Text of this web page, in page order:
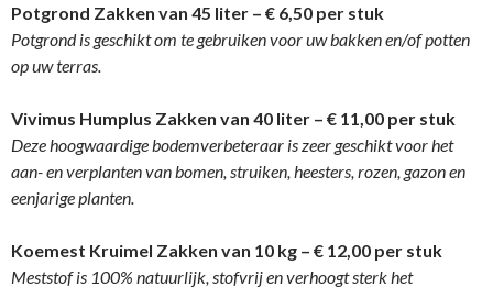
Potgrond Zakken van 45 liter – € 6,50 per stuk
Potgrond is geschikt om te gebruiken voor uw bakken en/of potten
op uw terras.
Vivimus Humplus Zakken van 40 liter – € 11,00 per stuk
Deze hoogwaardige bodemverbeteraar is zeer geschikt voor het
aan- en verplanten van bomen, struiken, heesters, rozen, gazon en
eenjarige planten.
Koemest Kruimel Zakken van 10 kg – € 12,00 per stuk
Meststof is 100% natuurlijk, stofvrij en verhoogt sterk het